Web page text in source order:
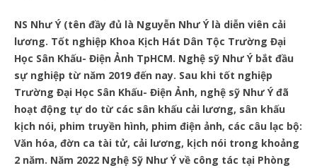
NS Như Ý (tên đầy đủ là Nguyễn Như Ý là diễn viên cải
lương. Tốt nghiệp Khoa Kịch Hát Dân Tộc Trường Đại
Học Sân Khấu- Điện Ảnh TpHCM. Nghệ sỹ Như Ý bắt đầu
sự nghiệp từ năm 2019 đến nay. Sau khi tốt nghiệp
Trường Đại Học Sân Khấu- Điện Ảnh, nghệ sỹ Như Ý đã
hoạt động tự do từ các sân khấu cải lương, sân khấu
kịch nói, phim truyền hình, phim điện ảnh, các câu lạc bộ:
Văn hóa, đờn ca tài tử, cải lương, kịch nói trong khoảng
2 năm. Năm 2022 Nghệ Sỹ Như Ý về công tác tại Phòng